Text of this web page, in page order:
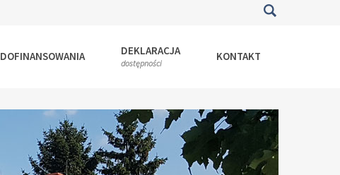
DOFINANSOWANIA DEKLARACJA
dostępności KONTAKT